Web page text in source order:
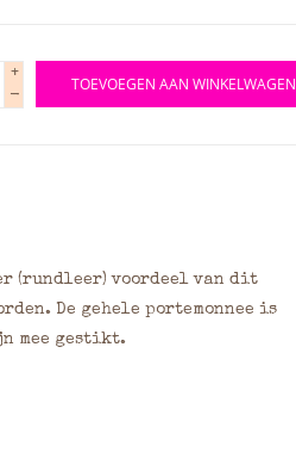
+
-
TOEVOEGEN AAN WINKELWAGEN
(rundleer) voordeel van dit
De gehele portemonnee is
mee gestikt.